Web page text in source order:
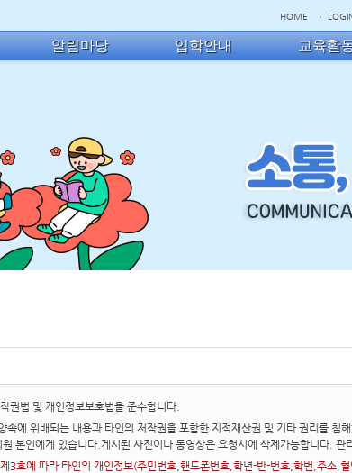
HOME
알림마당 입학안내 교육활
권법 및 개인정보보호법을 준수합니다.
속에 위배되는 내용과 타인의 저작권을 포함한 지적재산권 및 기타 권리를 침
본인에게 있습니다.게시된 사진이나 동영상은 요청시에 삭제가능합니다. 관
3호에 따라 타인의 개인정보(주민번호,핸드폰번호,학년-반-번호,학번,주소,